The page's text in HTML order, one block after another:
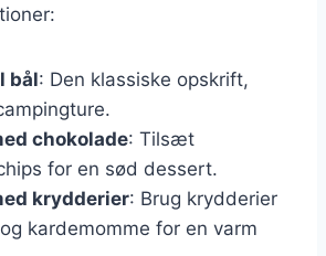
bål: Den klassiske opskrift,
chokolade: Tilsæt
for en sød dessert.
krydderier: Brug krydderier
kardemomme for en varm